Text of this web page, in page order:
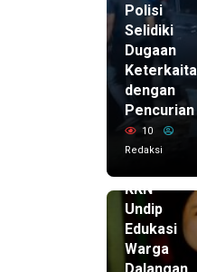
Polisi
Selidiki
Dugaan
dengan
Pencurian
10
Redaksi
KKN
Undip
Edukasi
Warga
Dalangan